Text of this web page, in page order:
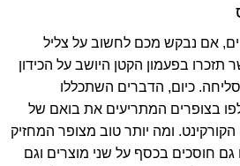
אם נבקש מכם לחשוב על צליל
בפעמון הקטן היושב על הכידון
כיום, הדברים השתכללו
בצופרים המתריעים את בואם של
הקורקינט. ומה יותר טוב מצופר המחזיק
חוסכים בכסף על שני מוצרים וגם